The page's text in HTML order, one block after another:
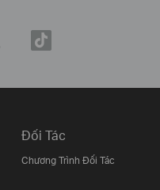
Đối Tác
Chương Trình Đối Tác